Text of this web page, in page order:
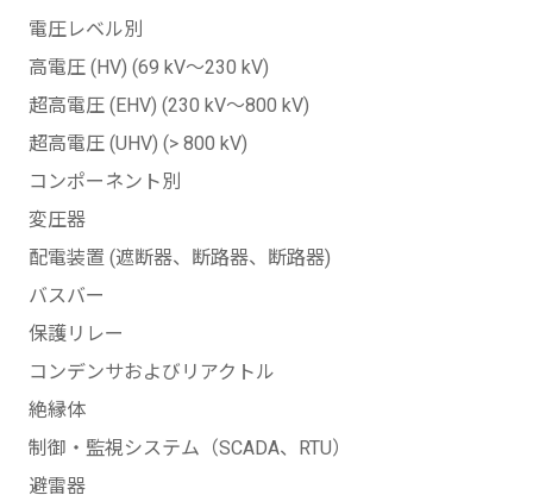
電圧レベル別
高電圧 (HV) (69 kV～230 kV)
超高電圧 (EHV) (230 kV～800 kV)
超高電圧 (UHV) (> 800 kV)
コンポーネント別
変圧器
配電装置 (遮断器、断路器、断路器)
バスバー
保護リレー
コンデンサおよびリアクトル
絶縁体
制御・監視システム（SCADA、RTU）
避雷器